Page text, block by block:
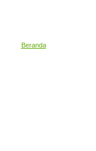
Beranda